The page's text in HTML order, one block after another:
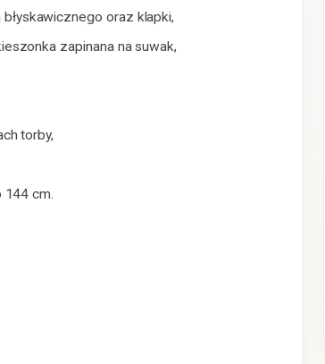
oraz klapki,
zapinana na suwak,
torby,
144 cm.